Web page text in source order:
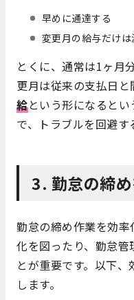
早めに通達する
変更月の給与だけ
とくに、通常は1ヶ月
更月は従来の支払日と
給という形になると
で、トラブルを回避す
3. 勤怠の締
勤怠の締め作業を効
化を図ったり、勤怠
とが重要です。以下
します。